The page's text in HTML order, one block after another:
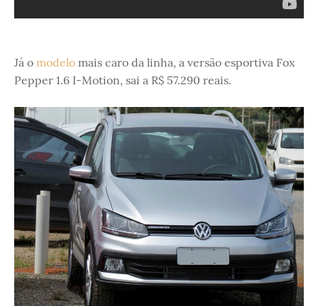
Já o modelo mais caro da linha, a versão esportiva Fox
Pepper 1.6 I-Motion, sai a R$ 57.290 reais.